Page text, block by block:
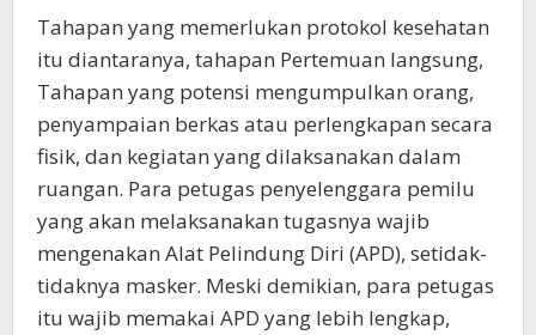
Tahapan yang memerlukan protokol kesehatan
itu diantaranya, tahapan Pertemuan langsung,
Tahapan yang potensi mengumpulkan orang,
penyampaian berkas atau perlengkapan secara
fisik, dan kegiatan yang dilaksanakan dalam
ruangan. Para petugas penyelenggara pemilu
yang akan melaksanakan tugasnya wajib
mengenakan Alat Pelindung Diri (APD), setidak-
tidaknya masker. Meski demikian, para petugas
itu wajib memakai APD yang lebih lengkap,